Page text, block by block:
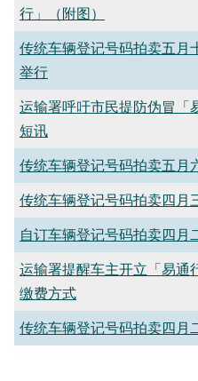
行」（附图）
传统车辆登记号码拍卖五月
举行
运输署呼吁市民提防伪冒「
短讯
传统车辆登记号码拍卖五月
传统车辆登记号码拍卖四月
自订车辆登记号码拍卖四月
运输署提醒车主开立「易通
缴费方式
传统车辆登记号码拍卖四月